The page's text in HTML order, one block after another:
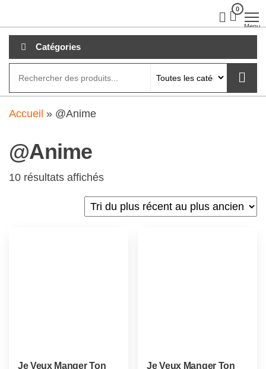
au
contenu
0
Menu
Catégories
Accueil » @Anime
@Anime
10 résultats affichés
Je Veux Manger Ton
Je Veux Manger Ton